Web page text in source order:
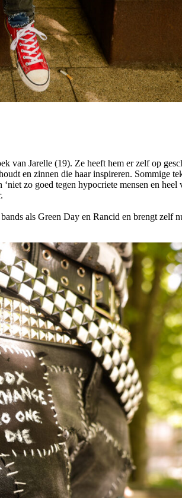
van Jarelle (19). Ze heeft hem er zelf op
en zinnen die haar inspireren. Sommige
zo goed tegen hypocriete mensen en heel
als Green Day en Rancid en brengt zelf